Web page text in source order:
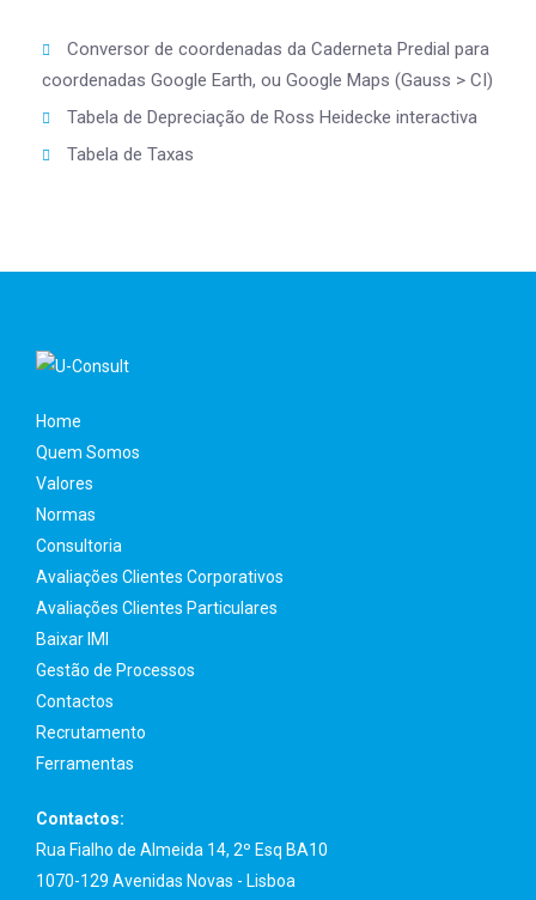
Conversor de coordenadas da Caderneta Predial para
coordenadas Google Earth, ou Google Maps (Gauss > CI)
Tabela de Depreciação de Ross Heidecke interactiva
Tabela de Taxas
Home
Quem Somos
Valores
Normas
Consultoria
Avaliações Clientes Corporativos
Avaliações Clientes Particulares
Baixar IMI
Gestão de Processos
Contactos
Recrutamento
Ferramentas
Contactos:
Rua Fialho de Almeida 14, 2º Esq BA10
1070-129 Avenidas Novas - Lisboa